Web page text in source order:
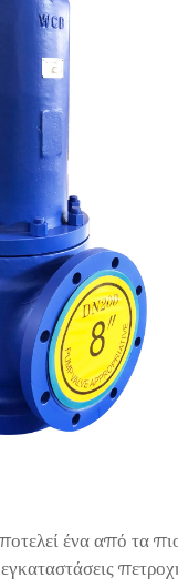
ένα από τα